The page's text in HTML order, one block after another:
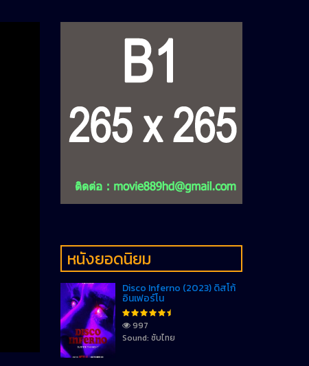
ร่งยิ่งขึ้น ด้วยความทึ่งในพลังการต่อสู้ของโบรลี่ที่
ปลุกแรงแค้นของพารากัสและมุ่งหน้าไปยังดินแดน
และ “เบจีต้า” รีบมุ่งไปยังดินแดนน้ำแข็งเพื่อนำ
ชิญหน้ากับศัตรูคู่แค้นอย่างฟรีซเซอร์ รวมถึงคู่ปรับ
ปิดฉากขึ้น แต่เมื่อต้องรับมือกับพลังอันมหาศาล
หนังยอดนิยม
Disco Inferno (2023) ดิสโก้
อินเฟอร์โน
997
Sound: ซับไทย